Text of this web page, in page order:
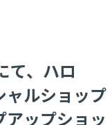
て、ハロ
ャルショップ
ップショッ